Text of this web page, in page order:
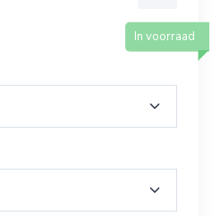
In voorraad